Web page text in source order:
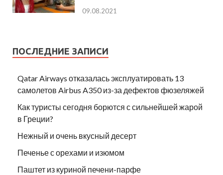
09.08.2021
ПОСЛЕДНИЕ ЗАПИСИ
Qatar Airways отказалась эксплуатировать 13
самолетов Airbus A350 из-за дефектов фюзеляжей
Как туристы сегодня борются с сильнейшей жарой
в Греции?
Нежный и очень вкусный десерт
Печенье с орехами и изюмом
Паштет из куриной печени-парфе